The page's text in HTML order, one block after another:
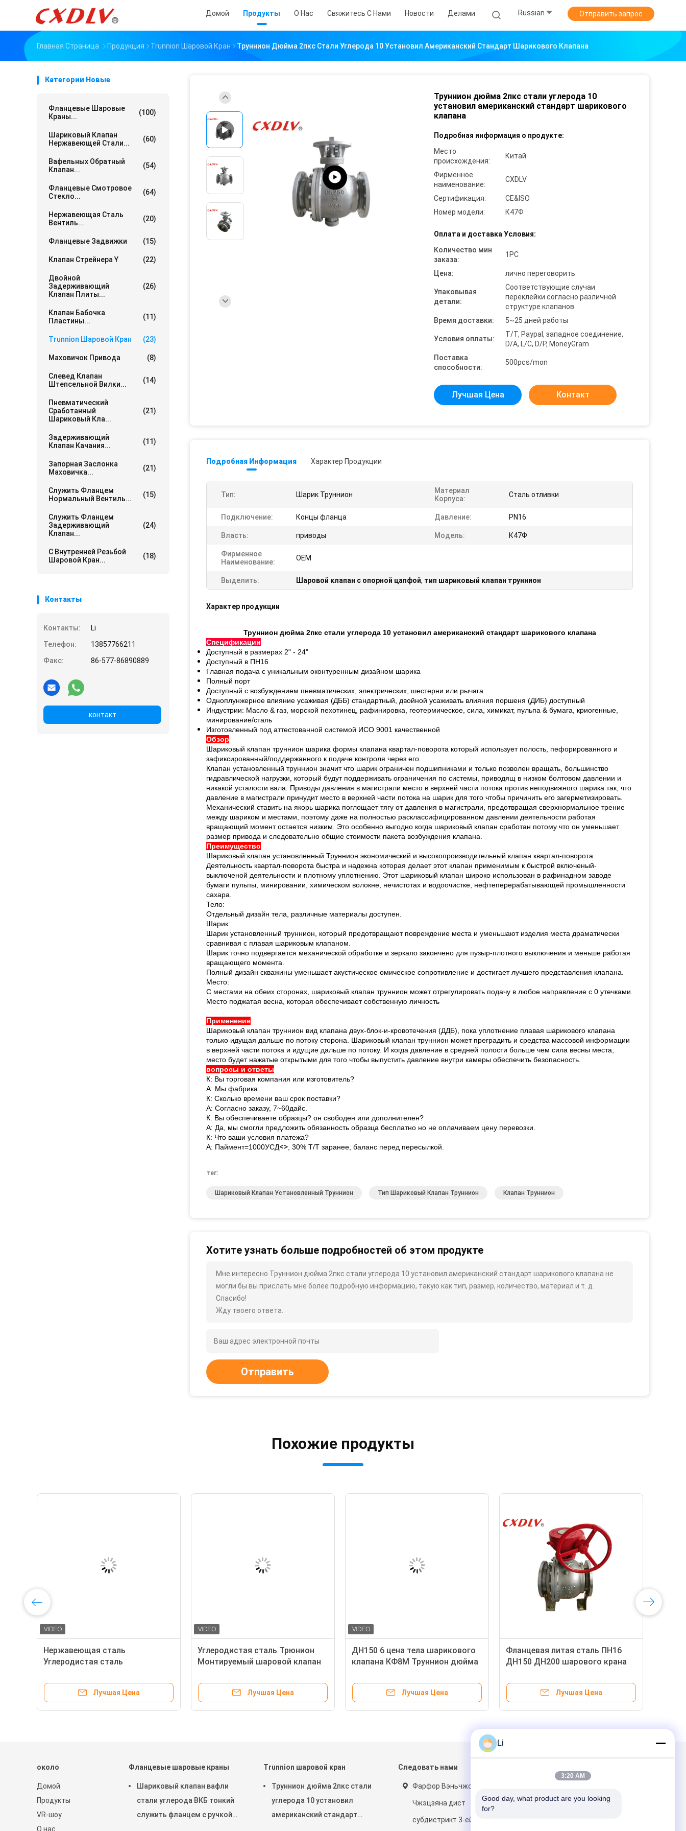
Домой Продукты О Нас Свяжитесь С Нами Новости Делами Russian Отправить запрос
Главная Страница Продукция Trunnion Шаровой Кран Труннион Дюйма 2пкс Стали Углерода 10 Установил Американский Стандарт Шарикового Клапана
Категории Новые
Фланцевые Шаровые
Краны...
(100)
Шариковый Клапан
Нержавеющей Стали...
(60)
Вафельных Обратный
Клапан...
(54)
Фланцевые Смотровое
Стекло...
(64)
Нержавеющая Сталь
Вентиль...
(20)
Фланцевые Задвижки (15)
Клапан Стрейнера Y (22)
Двойной
Задерживающий
Клапан Плиты...
(26)
Клапан Бабочка
Пластины...
(11)
Trunnion Шаровой Кран (23)
Маховичок Привода (8)
Слевед Клапан
Штепсельной Вилки...
(14)
Пневматический
Сработанный
Шариковый Кла...
(21)
Задерживающий
Клапан Качания...
(11)
Запорная Заслонка
Маховичка...
(21)
Служить Фланцем
Нормальный Вентиль...
(15)
Служить Фланцем
Задерживающий
Клапан...
(24)
С Внутренней Резьбой
Шаровой Кран...
(18)
Контакты
Контакты:
Li
Телефон:
13857766211
Факс:
86-577-86890889
контакт
Труннион дюйма 2пкс стали углерода 10
установил американский стандарт шарикового
клапана
Подробная информация о продукте:
Место
происхождения:
Китай
Фирменное
наименование:
CXDLV
Сертификация:
CE&ISO
Номер модели:
К47Ф
Оплата и доставка Условия:
Количество мин
заказа:
1PC
Цена: лично переговорить
Упаковывая
детали:
Соответствующие случаи
переклейки согласно различной
структуре клапанов
Время доставки:
5~25 дней работы
Условия оплаты:
T/T, Paypal, западное соединение,
D/A, L/C, D/P, MoneyGram
Поставка
способности:
500pcs/mon
Лучшая Цена Контакт
Подробная Информация Характер Продукции
Тип: Шарик Труннион
Материал
Корпуса:
Сталь отливки
Подключение: Концы фланца Давление: PN16
Власть: приводы Модель: К47Ф
Фирменное
Наименование:
OEM
Выделить: Шаровой клапан с опорной цапфой, тип шариковый клапан труннион
Характер продукции
Труннион дюйма 2пкс стали углерода 10 установил американский стандарт шарикового клапана
Спецификации
Доступный в размерах 2" - 24"
Доступный в ПН16
Главная подача с уникальным оконтуренным дизайном шарика
Полный порт
Доступный с возбуждением пневматических, электрических, шестерни или рычага
Одноплунжерное влияние усаживая (ДББ) стандартный, двойной усаживать влияния поршеня (ДИБ) доступный
Индустрии: Масло & газ, морской пехотинец, рафинировка, геотермическое, сила, химикат, пульпа & бумага, криогенные,
минирование/сталь
Изготовленный под аттестованной системой ИСО 9001 качественной
Обзор
Шариковый клапан труннион шарика формы клапана квартал-поворота который использует полость, пефорированного и
зафиксированный/поддержанного к подаче контроля через его.
Клапан установленный труннион значит что шарик ограничен подшипниками и только позволен вращать, большинство
гидравлической нагрузки, который будут поддерживать ограничения по системы, приводящ в низком болтовом давлении и
никакой усталости вала. Приводы давления в магистрали место в верхней части потока против неподвижного шарика так, что
давление в магистрали принудит место в верхней части потока на шарик для того чтобы причинить его загерметизировать.
Механический ставить на якорь шарика поглощает тягу от давления в магистрали, предотвращая сверхнормальное трение
между шариком и местами, поэтому даже на полностью расклассифицированном давлении деятельности работая
вращающий момент остается низким. Это особенно выгодно когда шариковый клапан сработан потому что он уменьшает
размер привода и следовательно общие стоимости пакета возбуждения клапана.
Преимущество
Шариковый клапан установленный Труннион экономический и высокопроизводительный клапан квартал-поворота.
Деятельность квартал-поворота быстра и надежна которая делает этот клапан применимым к быстрой включеный-
выключеной деятельности и плотному уплотнению. Этот шариковый клапан широко использован в рафинадном заводе
бумаги пульпы, минировании, химическом волокне, нечистотах и водоочистке, нефтеперерабатывающей промышленности
сахара.
Тело:
Отдельный дизайн тела, различные материалы доступен.
Шарик:
Шарик установленный труннион, который предотвращают повреждение места и уменьшают изделия места драматически
сравнивая с плавая шариковым клапаном.
Шарик точно подвергается механической обработке и зеркало закончено для пузыр-плотного выключения и меньше работая
вращающего момента.
Полный дизайн скважины уменьшает акустическое омическое сопротивление и достигает лучшего представления клапана.
Место:
С местами на обеих сторонах, шариковый клапан труннион может отрегулировать подачу в любое направление с 0 утечками.
Место поджатая весна, которая обеспечивает собственную личность
Применение
Шариковый клапан труннион вид клапана двух-блок-и-кровотечения (ДДБ), пока уплотнение плавая шарикового клапана
только идущая дальше по потоку сторона. Шариковый клапан труннион может преградить и средства массовой информации
в верхней части потока и идущие дальше по потоку. И когда давление в средней полости больше чем сила весны места,
место будет нажатые открытыми для того чтобы выпустить давление внутри камеры обеспечить безопасность.
вопросы и ответы
К: Вы торговая компания или изготовитель?
А: Мы фабрика.
К: Сколько времени ваш срок поставки?
А: Согласно заказу, 7~60дайс.
К: Вы обеспечиваете образцы? он свободен или дополнителен?
А: Да, мы смогли предложить обязанность образца бесплатно но не оплачиваем цену перевозки.
К: Что ваши условия платежа?
А: Паймент=1000УСД<> , 30% Т/Т заранее, баланс перед пересылкой.
тег:
Шариковый Клапан Установленный Труннион Тип Шариковый Клапан Труннион Клапан Труннион
Хотите узнать больше подробностей об этом продукте
Мне интересно Труннион дюйма 2пкс стали углерода 10 установил американский стандарт шарикового клапана не
могли бы вы прислать мне более подробную информацию, такую ​​как тип, размер, количество, материал и т. д.
Спасибо!
Жду твоего ответа.
Отправить
Похожие продукты
Нержавеющая сталь
Углеродистая сталь
фланцевый шаровой клапан для
газа для водыЛучшая Цена
Углеродистая сталь Трюнион
Монтируемый шаровой клапан
Природный нефть Газ
Огнезащитный с концами
Лучшая Цена
ДН150 6 цена тела шарикового
клапана КФ8М Труннион дюйма
сталью
Лучшая Цена
Фланцевая литая сталь ПН16
ДН150 ДН200 шарового крана
Лучшая Цена
около
Домой
Продукты
VR-шоу
О нас
Фланцевые шаровые краны
Шариковый клапан вафли
стали углерода ВКБ тонкий
служить фланцем с ручкой
Trunnion шаровой кран
Труннион дюйма 2пкс стали
углерода 10 установил
американский стандарт
Следовать нами
Фарфор Вэньчжоу
Чжэцзяна дист
субдистрикт 3-ей дороги
Li
3:20 AM
Good day, what product are you looking
for?